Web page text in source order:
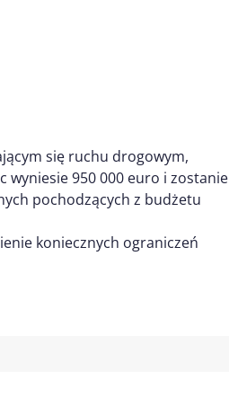
się ruchu drogowym,
950 000 euro i zostanie
pochodzących z budżetu
koniecznych ograniczeń